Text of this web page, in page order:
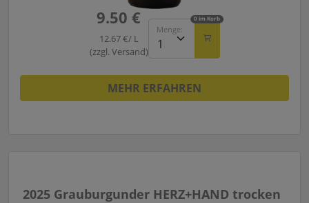
9.50 €
12.67 €/ L
(zzgl. Versand)
Menge:
0 im Korb
MEHR ERFAHREN
2025 Grauburgunder HERZ+HAND trocken